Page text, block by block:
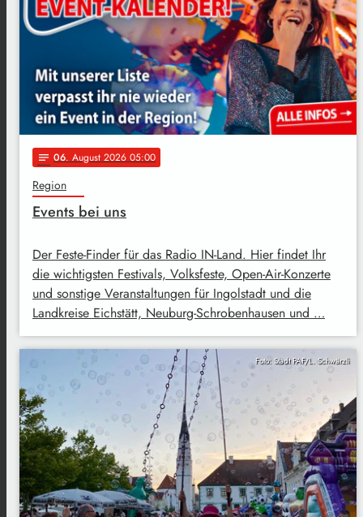
notes 06. August 2026 05:00
Region
Events bei uns
Der Feste-Finder für das Radio IN-Land. Hier findet Ihr
die wichtigsten Festivals, Volksfeste, Open-Air-Konzerte
und sonstige Veranstaltungen für Ingolstadt und die
Landkreise Eichstätt, Neuburg-Schrobenhausen und …
Foto: Stadt PAF/L. Schwärzli